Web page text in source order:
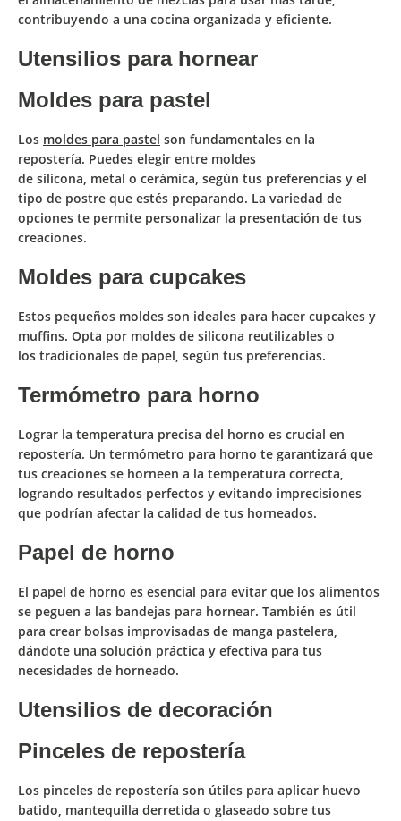
contribuyendo a una cocina organizada y eficiente.
Utensilios para hornear
Moldes para pastel
Los moldes para pastel son fundamentales en la
repostería. Puedes elegir entre moldes
de silicona, metal o cerámica, según tus preferencias y el
tipo de postre que estés preparando. La variedad de
opciones te permite personalizar la presentación de tus
creaciones.
Moldes para cupcakes
Estos pequeños moldes son ideales para hacer cupcakes y
muffins. Opta por moldes de silicona reutilizables o
los tradicionales de papel, según tus preferencias.
Termómetro para horno
Lograr la temperatura precisa del horno es crucial en
repostería. Un termómetro para horno te garantizará que
tus creaciones se horneen a la temperatura correcta,
logrando resultados perfectos y evitando imprecisiones
que podrían afectar la calidad de tus horneados.
Papel de horno
El papel de horno es esencial para evitar que los alimentos
se peguen a las bandejas para hornear. También es útil
para crear bolsas improvisadas de manga pastelera,
dándote una solución práctica y efectiva para tus
necesidades de horneado.
Utensilios de decoración
Pinceles de repostería
Los pinceles de repostería son útiles para aplicar huevo
batido, mantequilla derretida o glaseado sobre tus